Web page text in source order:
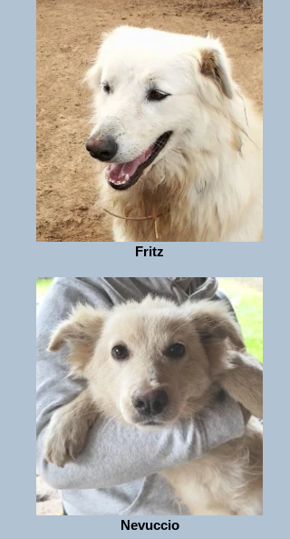
Fritz
Nevuccio